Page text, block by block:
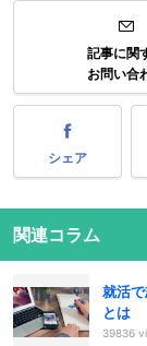
記事に関
お問い合
シェア
関連コラム
就活
とは
39836